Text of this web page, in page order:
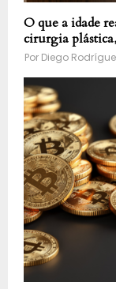
O que a idade
cirurgia
Por Diego